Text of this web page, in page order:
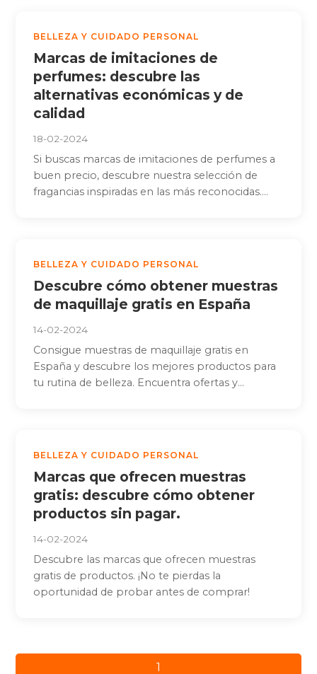
BELLEZA Y CUIDADO PERSONAL
Marcas de imitaciones de
perfumes: descubre las
alternativas económicas y de
calidad
18-02-2024
Si buscas marcas de imitaciones de perfumes a
buen precio, descubre nuestra selección de
fragancias inspiradas en las más reconocidas....
BELLEZA Y CUIDADO PERSONAL
Descubre cómo obtener muestras
de maquillaje gratis en España
14-02-2024
Consigue muestras de maquillaje gratis en
España y descubre los mejores productos para
tu rutina de belleza. Encuentra ofertas y...
BELLEZA Y CUIDADO PERSONAL
Marcas que ofrecen muestras
gratis: descubre cómo obtener
productos sin pagar.
14-02-2024
Descubre las marcas que ofrecen muestras
gratis de productos. ¡No te pierdas la
oportunidad de probar antes de comprar!
Paginación
1